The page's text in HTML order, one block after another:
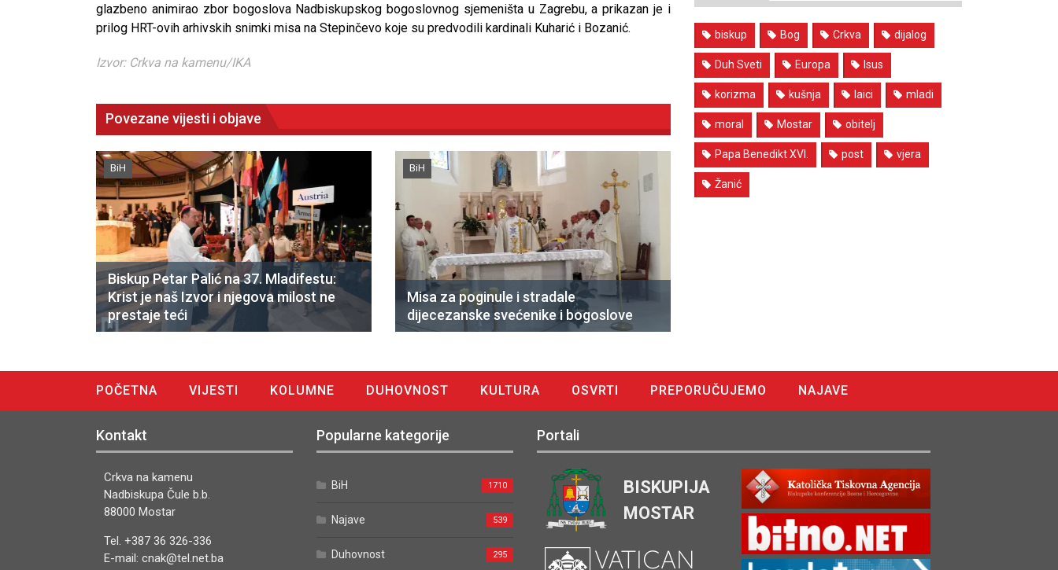
glazbeno animirao zbor bogoslova Nadbiskupskog bogoslovnog sjemeništa u Zagrebu, a prikazan je i
prilog HRT-ovih arhivskih snimki misa na Stepinčevo koje su predvodili kardinali Kuharić i Bozanić.
Izvor: Crkva na kamenu/IKA
Povezane vijesti i objave
BiH
Biskup Petar Palić na 37. Mladifestu:
Krist je naš Izvor i njegova milost ne
prestaje teći
BiH
Misa za poginule i stradale
dijecezanske svećenike i bogoslove
biskup Bog Crkva dijalog
Duh Sveti Europa Isus
korizma kušnja laici mladi
moral Mostar obitelj
Papa Benedikt XVI. post vjera
Žanić
POČETNA VIJESTI KOLUMNE DUHOVNOST KULTURA OSVRTI PREPORUČUJEMO
NAJAVE
Kontakt
Crkva na kamenu
Nadbiskupa Čule b.b.
88000 Mostar
Tel. +387 36 326-336
E-mail: cnak@tel.net.ba
Popularne kategorije
BiH 1710
Najave 539
Duhovnost 295
Portali
BISKUPIJA
MOSTAR